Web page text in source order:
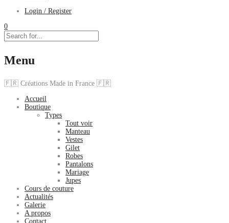
Login / Register
0
Menu
🇫🇷 Créations Made in France 🇫🇷
Accueil
Boutique
Types
Tout voir
Manteau
Vestes
Gilet
Robes
Pantalons
Mariage
Jupes
Cours de couture
Actualités
Galerie
A propos
Contact